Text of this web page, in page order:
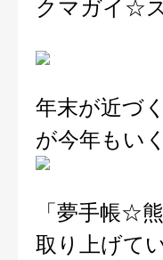
クマガイ☆
年末が近づ
が今年もい
「夢手帳☆
取り上げて